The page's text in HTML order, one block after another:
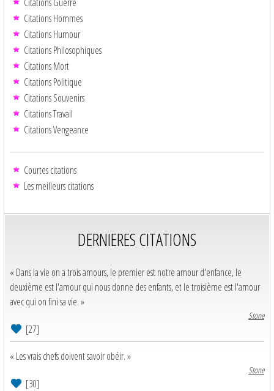
Citations Hommes
Citations Humour
Citations Philosophiques
Citations Mort
Citations Politique
Citations Souvenirs
Citations Travail
Citations Vengeance
Courtes citations
Les meilleurs citations
DERNIERES CITATIONS
« Dans la vie on a trois amours, le premier est notre amour d'enfance, le
deuxième est l'amour qui nous donne des enfants, et le troisième est l'amour
avec qui on fini sa vie. »
Stone
[27]
« Les vrais chefs doivent savoir obéir. »
Stone
[30]